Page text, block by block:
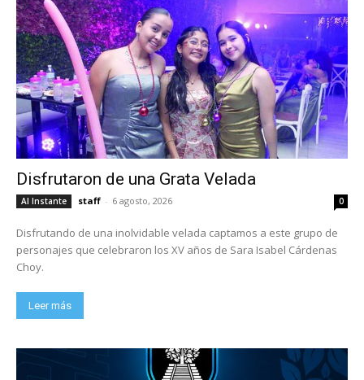
Disfrutaron de una Grata Velada
Al Instante staff - 6 agosto, 2026 0
Disfrutando de una inolvidable velada captamos a este grupo de
personajes que celebraron los XV años de Sara Isabel Cárdenas
Choy.
Leer más